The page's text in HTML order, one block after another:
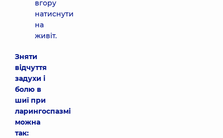
вгору
натиснути
на
живіт.
Зняти
відчуття
задухи і
болю в
шиї при
ларингоспазмі
можна
так: